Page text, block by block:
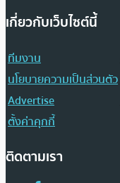
เกี่ยวกับเว็บไซต์นี้
ทีมงาน
นโยบายความเป็นส่วนตัว
Advertise
ตั้งค่าคุกกี้
ติดตามเรา